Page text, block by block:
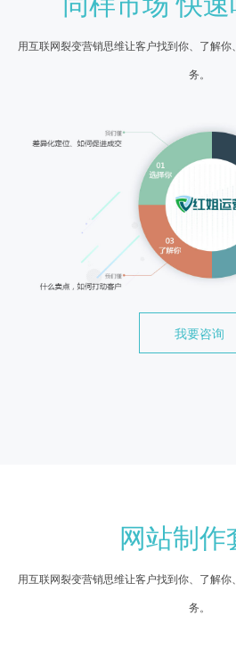
用互联网裂变营销思维让客户找到你、了解
务。
我要咨询
网站制作
用互联网裂变营销思维让客户找到你、了解
务。